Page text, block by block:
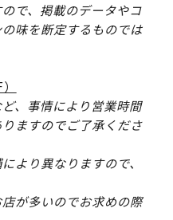
で、掲載のデータやコ
味を断定するものでは
、事情により営業時間
ますのでご了承くださ
より異なりますので、
が多いのでお求めの際